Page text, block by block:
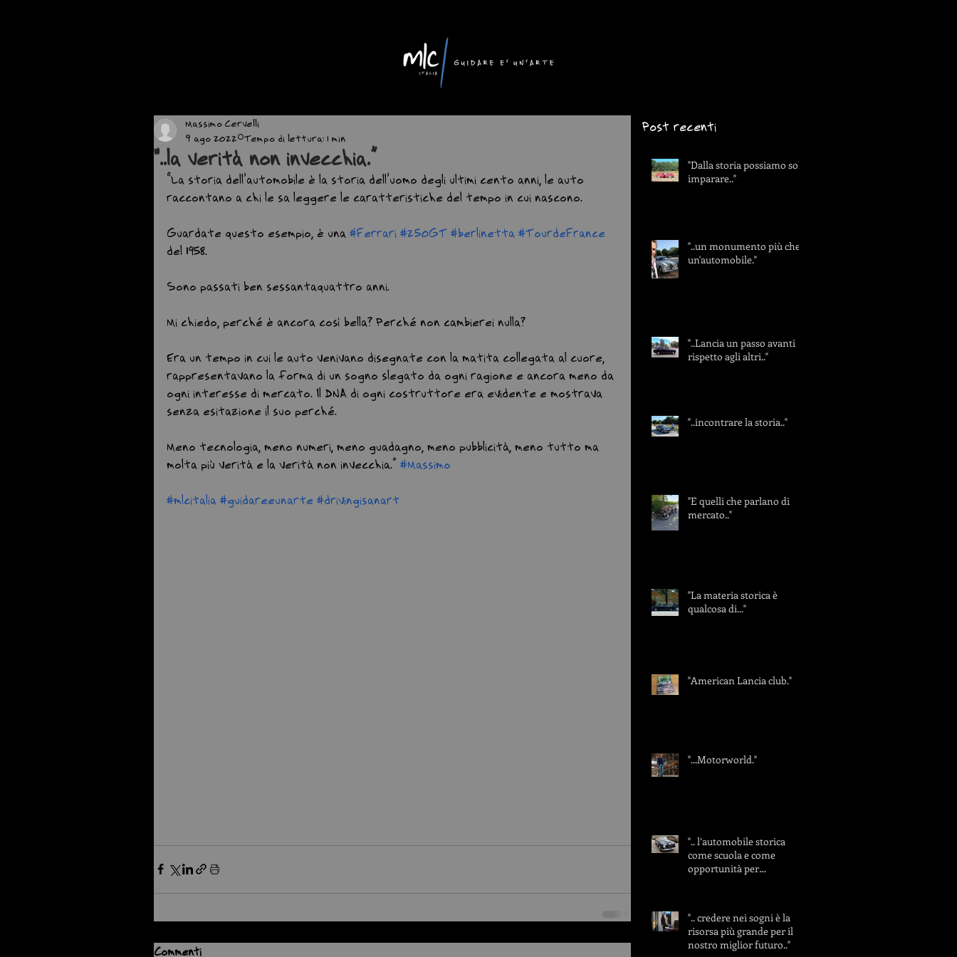
"..la verità non invecchia.”
Massimo Cervelli
9 ago 2022 Tempo di lettura: 1 min
“La storia dell’automobile è la storia dell’uomo degli ultimi cento anni, le auto
raccontano a chi le sa leggere le caratteristiche del tempo in cui nascono.
Guardate questo esempio, è una #Ferrari #250GT #berlinetta #TourdeFrance
del 1958.
Sono passati ben sessantaquattro anni.
Mi chiedo, perché è ancora così bella? Perché non cambierei nulla?
Era un tempo in cui le auto venivano disegnate con la matita collegata al cuore,
rappresentavano la forma di un sogno slegato da ogni ragione e ancora meno da
ogni interesse di mercato. Il DNA di ogni costruttore era evidente e mostrava
senza esitazione il suo perché.
Meno tecnologia, meno numeri, meno guadagno, meno pubblicità, meno tutto ma
molta più verità e la verità non invecchia.” #Massimo
#mlcitalia #guidareeunarte #drivingisanart
Commenti
Post recenti
"Dalla storia possiamo solo
imparare.."
"..un monumento più che
un'automobile."
"..Lancia un passo avanti
rispetto agli altri.."
"..incontrare la storia.."
"E quelli che parlano di
mercato.."
"La materia storica è
qualcosa di..."
"American Lancia club."
"...Motorworld."
".. l’automobile storica
come scuola e come
opportunità per
".. credere nei sogni è la
risorsa più grande per il
nostro miglior futuro.."